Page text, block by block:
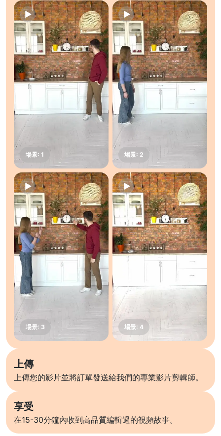
上傳
上傳您的影片並將訂單發送給我們的專業影片剪輯師。
享受
在15-30分鐘內收到高品質編輯過的視頻故事。